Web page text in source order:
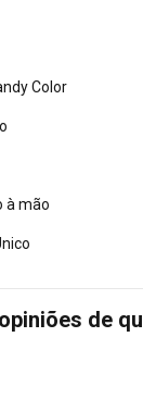
Color
à mão
de